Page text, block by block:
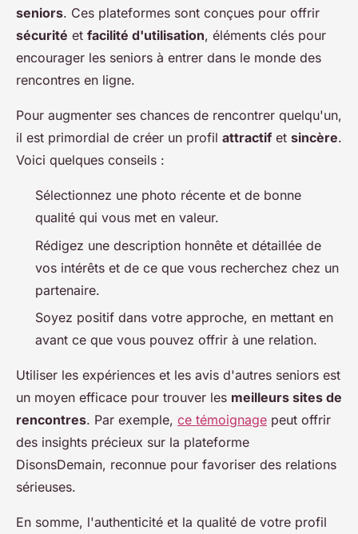
seniors. Ces plateformes sont conçues pour offrir
sécurité et facilité d'utilisation, éléments clés pour
encourager les seniors à entrer dans le monde des
rencontres en ligne.
Pour augmenter ses chances de rencontrer quelqu'un,
il est primordial de créer un profil attractif et sincère.
Voici quelques conseils :
Sélectionnez une photo récente et de bonne
qualité qui vous met en valeur.
Rédigez une description honnête et détaillée de
vos intérêts et de ce que vous recherchez chez un
partenaire.
Soyez positif dans votre approche, en mettant en
avant ce que vous pouvez offrir à une relation.
Utiliser les expériences et les avis d'autres seniors est
un moyen efficace pour trouver les meilleurs sites de
rencontres. Par exemple, ce témoignage peut offrir
des insights précieux sur la plateforme
DisonsDemain, reconnue pour favoriser des relations
sérieuses.
En somme, l'authenticité et la qualité de votre profil